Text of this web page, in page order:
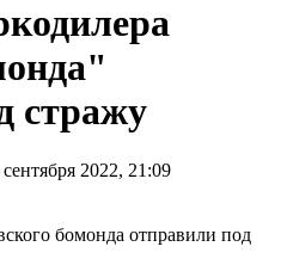
стражу
2022, 21:09